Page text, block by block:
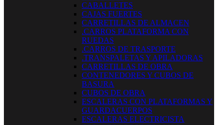
CABALLETES
CAJAS FUERTES
CARRETILLAS DE ALMACEN
.CARROS PLATAFORMA CON
RUEDAS
.CARROS DE TRASPORTE
.TRANSPALETAS Y APILADORAS
CARRETILLAS DE OBRA
CONTENEDORES Y CUBOS DE
BASURA
CUBOS DE OBRA
ESCALERAS CON PLATAFORMAS Y
GUARDACUERPOS
ESCALERAS ELECTRICISTA